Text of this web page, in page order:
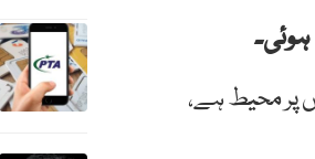
پر محیط ہے،